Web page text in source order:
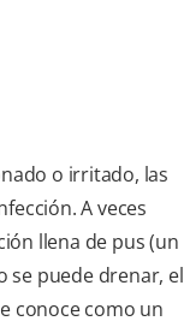
o irritado, las
A veces
llena de pus (un
se puede drenar, el
conoce como un